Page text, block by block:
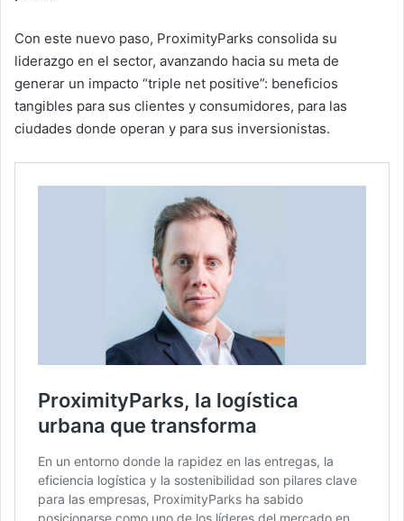
Con este nuevo paso, ProximityParks consolida su
liderazgo en el sector, avanzando hacia su meta de
generar un impacto “triple net positive”: beneficios
tangibles para sus clientes y consumidores, para las
ciudades donde operan y para sus inversionistas.